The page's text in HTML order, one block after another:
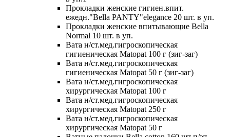
Прокладки женские гигиен.впит.
ежедн."Bella PANTY"elegance 20 шт. в уп.
Прокладки женские впитывающие Bella
Normal 10 шт. в уп.
Вата н/ст.мед.гигроскопическая
гигиеническая Matopat 100 г (зиг-заг)
Вата н/ст.мед.гигроскопическая
гигиеническая Matopat 50 г (зиг-заг)
Вата н/ст.мед.гигроскопическая
хирургическая Matopat 100 г
Вата н/ст.мед.гигроскопическая
хирургическая Matopat 250 г
Вата н/ст.мед.гигроскопическая
хирургическая Matopat 50 г